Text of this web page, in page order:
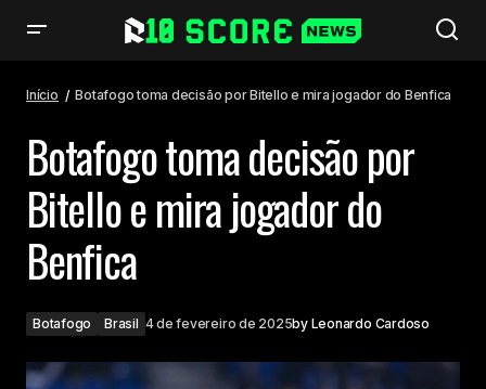
Início Botafogo toma decisão por Bitello e mira jogador do Benfica
Botafogo toma decisão por
Bitello e mira jogador do
Benfica
Botafogo Brasil 4 de fevereiro de 2025by Leonardo Cardoso